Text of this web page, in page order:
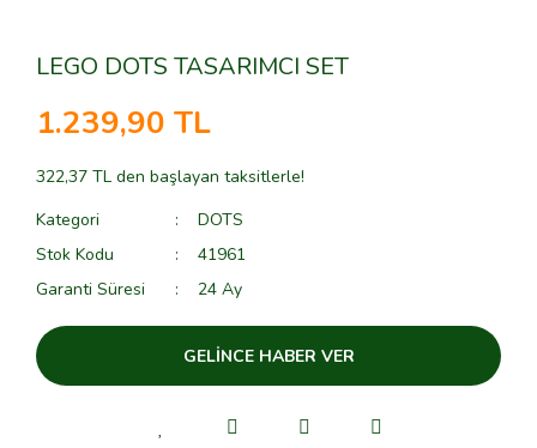
LEGO DOTS TASARIMCI SET
1.239,90 TL
322,37 TL den başlayan taksitlerle!
Kategori
DOTS
Stok Kodu
41961
Garanti Süresi
24 Ay
GELİNCE HABER VER